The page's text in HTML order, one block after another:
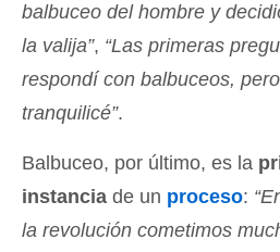
balbuceo del hombre y
la valija”, “Las primeras
respondí con balbuceos,
tranquilicé”.
Balbuceo, por último, es la
instancia de un proceso:
la revolución cometimos